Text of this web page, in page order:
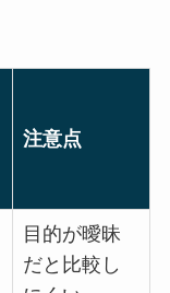
注意点
目的が曖昧
だと比較し